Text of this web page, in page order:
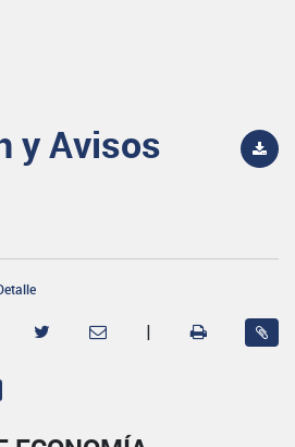
y Avisos
|